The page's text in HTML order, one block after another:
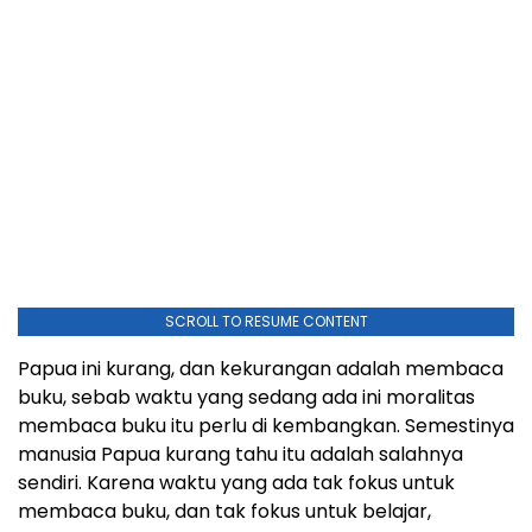
SCROLL TO RESUME CONTENT
Papua ini kurang, dan kekurangan adalah membaca
buku, sebab waktu yang sedang ada ini moralitas
membaca buku itu perlu di kembangkan. Semestinya
manusia Papua kurang tahu itu adalah salahnya
sendiri. Karena waktu yang ada tak fokus untuk
membaca buku, dan tak fokus untuk belajar,